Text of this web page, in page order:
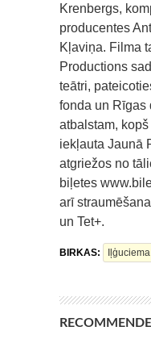
Krenbergs,
producentes
Kļaviņa. Filma
Productions
teātri,
fonda un Rīgas
atbalstam,
iekļauta Jaunā
atgriežos no
biļetes
arī
un Tet+.
BIRKAS: